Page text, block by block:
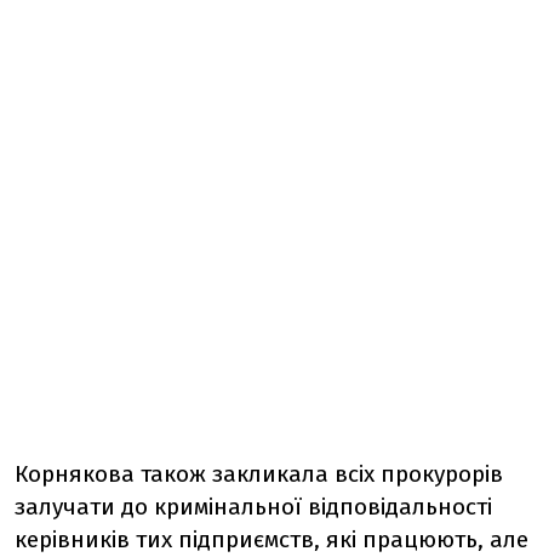
Корнякова також закликала всіх прокурорів
залучати до кримінальної відповідальності
керівників тих підприємств, які працюють, але